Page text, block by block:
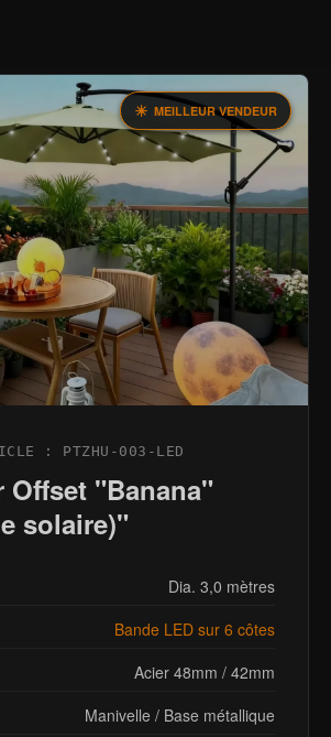
MEILLEUR VENDEUR
: PTZHU-003-LED
Offset "Banana"
solaire)"
Dia. 3,0 mètres
Bande LED sur 6 côtes
Acier 48mm / 42mm
Manivelle / Base métallique